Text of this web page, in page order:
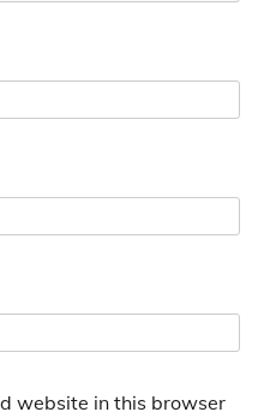
website in this browser